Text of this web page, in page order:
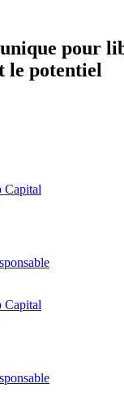
pour
le potentiel
Capital
Capital